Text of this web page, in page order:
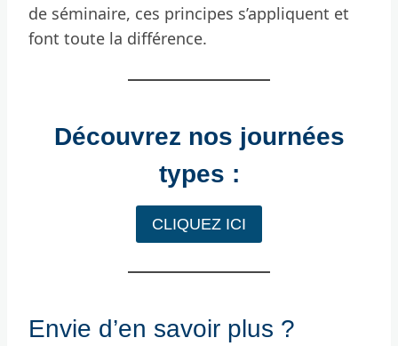
de séminaire, ces principes s’appliquent et
font toute la différence.
Découvrez nos journées
types :
CLIQUEZ ICI
Envie d’en savoir plus ?